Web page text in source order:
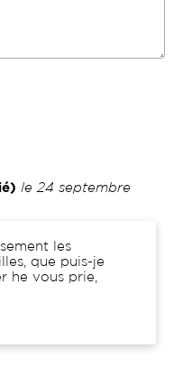
le 24 septembre
les
que puis-je
he vous prie,